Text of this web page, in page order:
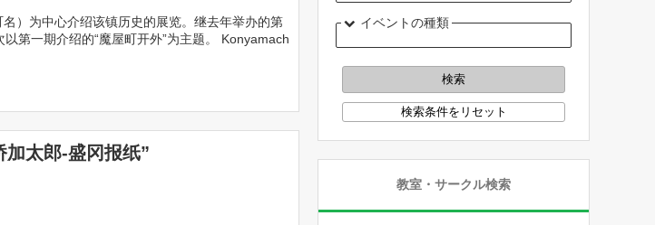
）为中心介绍该镇历史的展览。继去年举办的第
第一期介绍的“魔屋町开外”为主题。 Konyamach
加太郎-盛冈报纸”
イベントの種類
教室・サークル検索